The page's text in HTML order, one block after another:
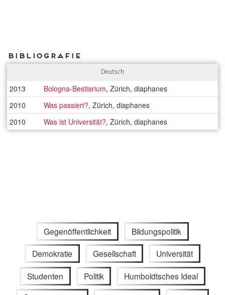
Bibliografie
Deutsch
2013 Bologna-Bestiarium, Zürich, diaphanes
2010
Was passiert?, Zürich, diaphanes
2010
Was ist Universität?, Zürich, diaphanes
Gegenöffentlichkeit Bildungspolitik
Demokratie Gesellschaft Universität
Studenten Politik Humboldtsches Ideal